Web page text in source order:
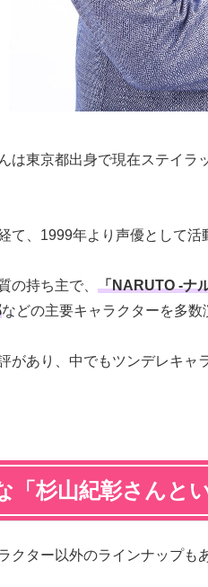
は東京都出身で現在ステイラ
て、1999年より声優として活
の持ち主で、 「NARUTO -ナ
などの主要キャラクターを多数
があり、中でもツンデレキャ
「杉山紀彰さんと
クター以外のラインナップも